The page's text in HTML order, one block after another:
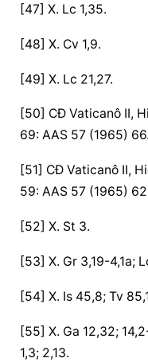
[47] X. Lc 1,35.
[48] X. Cv 1,9.
[49] X. Lc 21,27.
[50] CĐ Vaticanô II,
69: AAS 57 (1965) 66.
[51] CĐ Vaticanô II,
59: AAS 57 (1965)
[52] X. St 3.
[53] X. Gr 3,19-4,1a;
[54] X. Is 45,8; Tv
[55] X. Ga 12,32;
1,3; 2,13.